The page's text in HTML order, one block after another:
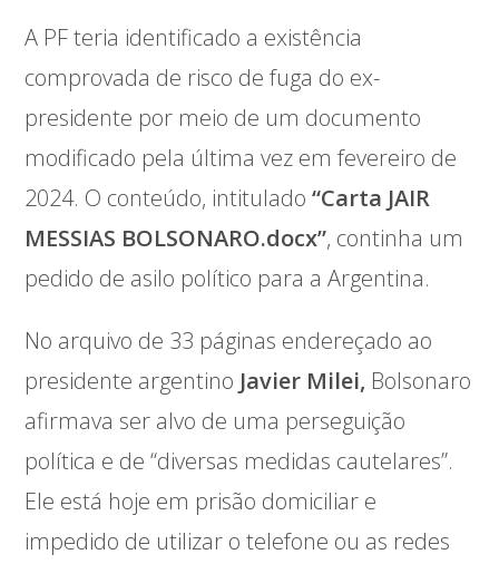
A PF teria identificado a existência
comprovada de risco de fuga do ex-
presidente por meio de um documento
modificado pela última vez em fevereiro de
2024. O conteúdo, intitulado“Carta JAIR
MESSIAS BOLSONARO.docx”, continha um
pedido de asilo político para a Argentina.
No arquivo de 33 páginas endereçado ao
presidente argentino Javier Milei, Bolsonaro
afirmava ser alvo de uma perseguição
política e de “diversas medidas cautelares”.
Ele está hoje em prisão domiciliar e
impedido de utilizar o telefone ou as redes